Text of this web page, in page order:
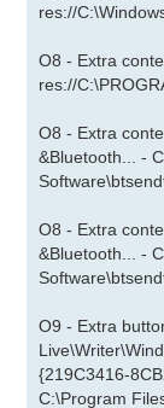
res://
O8 - Extra
res://
O8 - Extra
&Bluetooth... -
O8 - Extra
&Bluetooth... -
O9 - Extra
{219C3416-
C:\Program